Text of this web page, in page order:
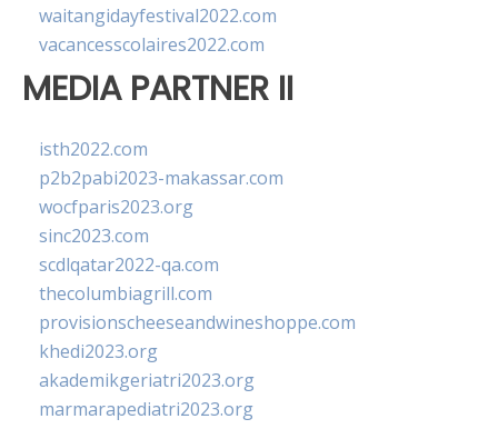
waitangidayfestival2022.com
vacancesscolaires2022.com
MEDIA PARTNER II
isth2022.com
p2b2pabi2023-makassar.com
wocfparis2023.org
sinc2023.com
scdlqatar2022-qa.com
thecolumbiagrill.com
provisionscheeseandwineshoppe.com
khedi2023.org
akademikgeriatri2023.org
marmarapediatri2023.org